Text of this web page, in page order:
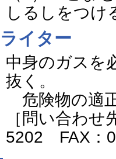
しるしをつけ
ライター
中身のガスを
抜く。
危険物の適
［問い合わ
5202 FAX：